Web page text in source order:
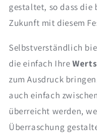
gestaltet, so dass die
Zukunft mit diesem
Selbstverständlich
die einfach Ihre
zum Ausdruck
auch einfach
überreicht werden,
Überraschung